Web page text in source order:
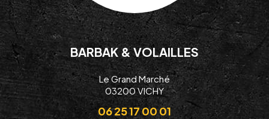
BARBAK & VOLAILLES
Le Grand Marché
03200 VICHY
06 25 17 00 01